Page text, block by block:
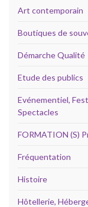
Art contemporain
Boutiques de
Démarche Qualité
Etude des publics
Evénementiel,
Spectacles
FORMATION (S)
Fréquentation
Histoire
Hôtellerie,